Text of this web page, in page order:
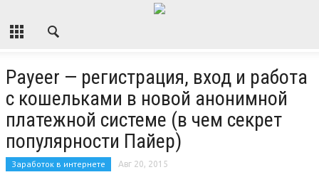
Payeer — регистрация, вход и работа
с кошельками в новой анонимной
платежной системе (в чем секрет
популярности Пайер)
Заработок в интернете Авг 20, 2015